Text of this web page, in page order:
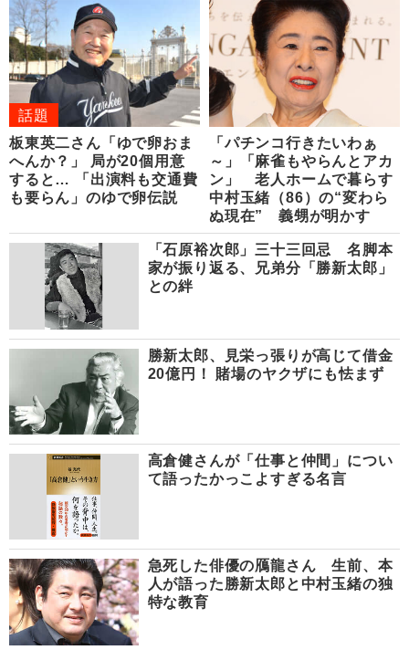
話題
板東英二さん「ゆで卵おま
へんか？」 局が20個用意
すると… 「出演料も交通費
も要らん」のゆで卵伝説
「パチンコ行きたいわぁ
～」「麻雀もやらんとアカ
ン」 老人ホームで暮らす
中村玉緒（86）の“変わら
ぬ現在” 義甥が明かす
「石原裕次郎」三十三回忌 名脚本
家が振り返る、兄弟分「勝新太郎」
との絆
勝新太郎、見栄っ張りが高じて借金
20億円！ 賭場のヤクザにも怯まず
高倉健さんが「仕事と仲間」につい
て語ったかっこよすぎる名言
急死した俳優の鴈龍さん 生前、本
人が語った勝新太郎と中村玉緒の独
特な教育